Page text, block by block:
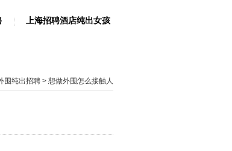
上海招聘酒店纯出女孩
围纯出招聘> 想做外围怎么接触人